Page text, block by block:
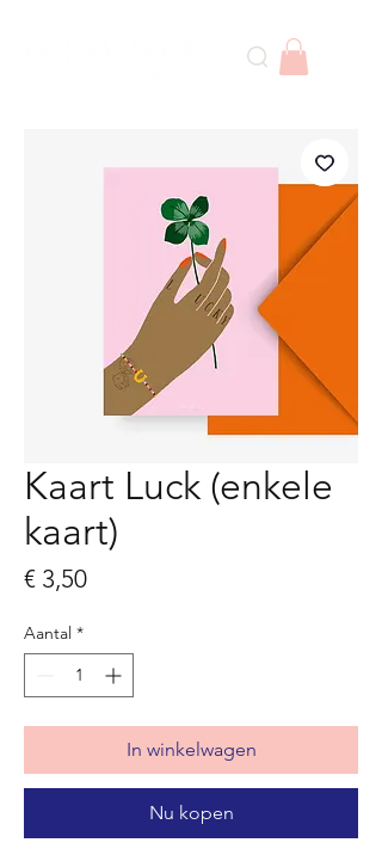
Kaart Luck (enkele
kaart)
€ 3,50Prijs
Aantal *
In winkelwagen
Nu kopen